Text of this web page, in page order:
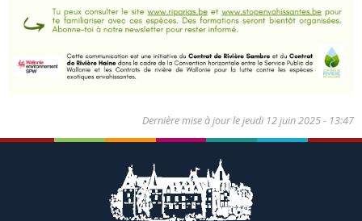
Dernière mise à jour lejeudi 12 juin 2025 - 13:47